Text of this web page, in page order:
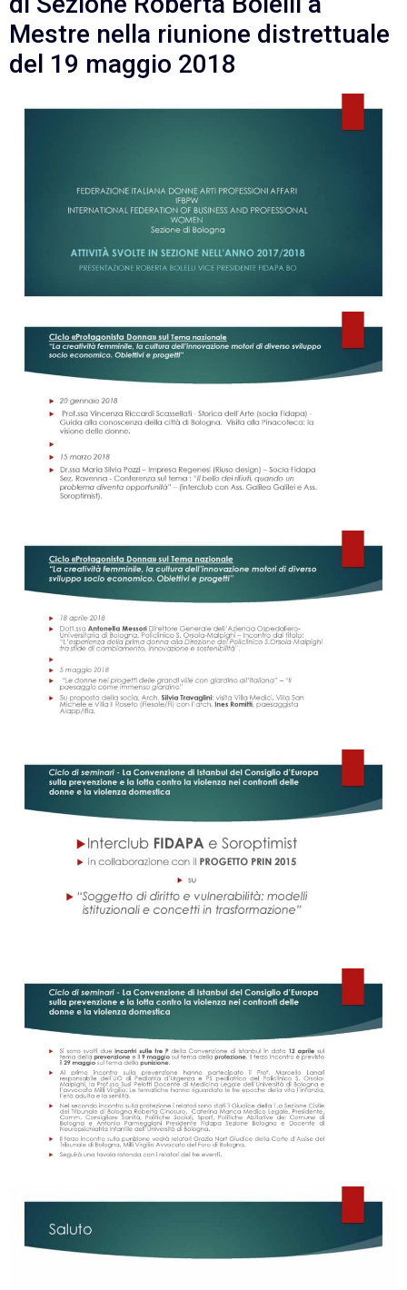
Mestre nella riunione distrettuale
del 19 maggio 2018